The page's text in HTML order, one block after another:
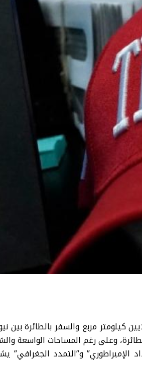
أن مساحة الولايات المتحدة الأميركية تبلغ نحو 10 ملايين كيلومتر مربع والسفر
وعلى رغم المساحات الواسعة
الإمبراطوري” و”التمدد الجغرافي”